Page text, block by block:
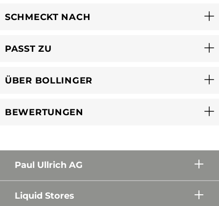
SCHMECKT NACH
PASST ZU
ÜBER BOLLINGER
BEWERTUNGEN
Paul Ullrich AG
Liquid Stores